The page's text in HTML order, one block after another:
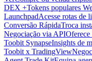
DEX +Tokens populares
LaunchpadAcesse rotas de
Conversão RápidaTroca
Negociação via APIOferece
Toobit SynapseInsights de
Toobit x TradingView